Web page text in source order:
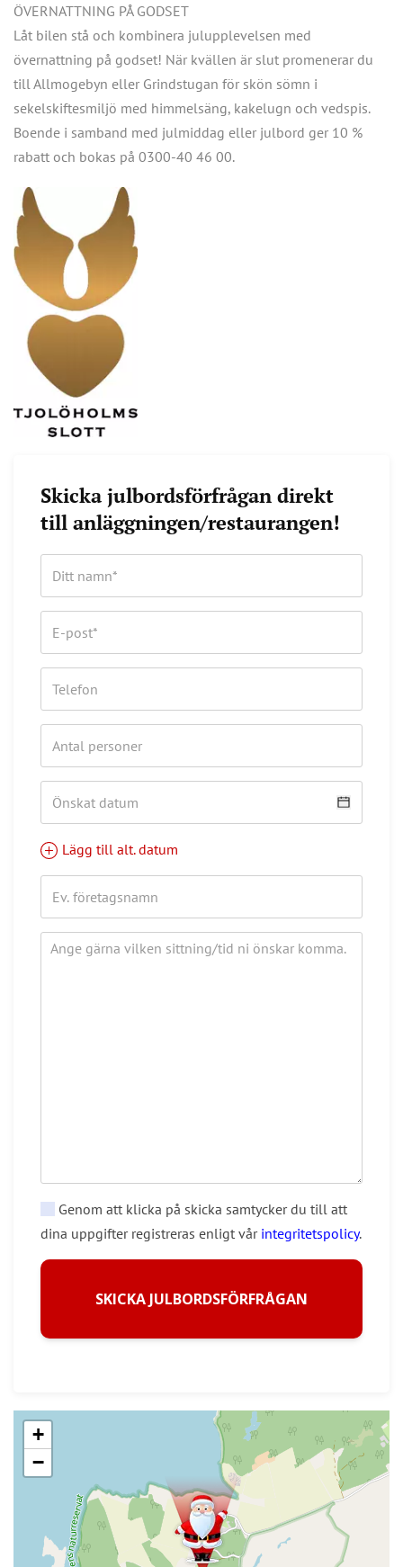
ÖVERNATTNING PÅ GODSET
Låt bilen stå och kombinera julupplevelsen med
övernattning på godset! När kvällen är slut promenerar du
till Allmogebyn eller Grindstugan för skön sömn i
sekelskiftesmiljö med himmelsäng, kakelugn och vedspis.
Boende i samband med julmiddag eller julbord ger 10 %
rabatt och bokas på 0300-40 46 00.
Skicka julbordsförfrågan direkt
till anläggningen/restaurangen!
Lägg till alt. datum
Genom att klicka på skicka samtycker du till att
dina uppgifter registreras enligt vår integritetspolicy.
SKICKA JULBORDSFÖRFRÅGAN
+
−